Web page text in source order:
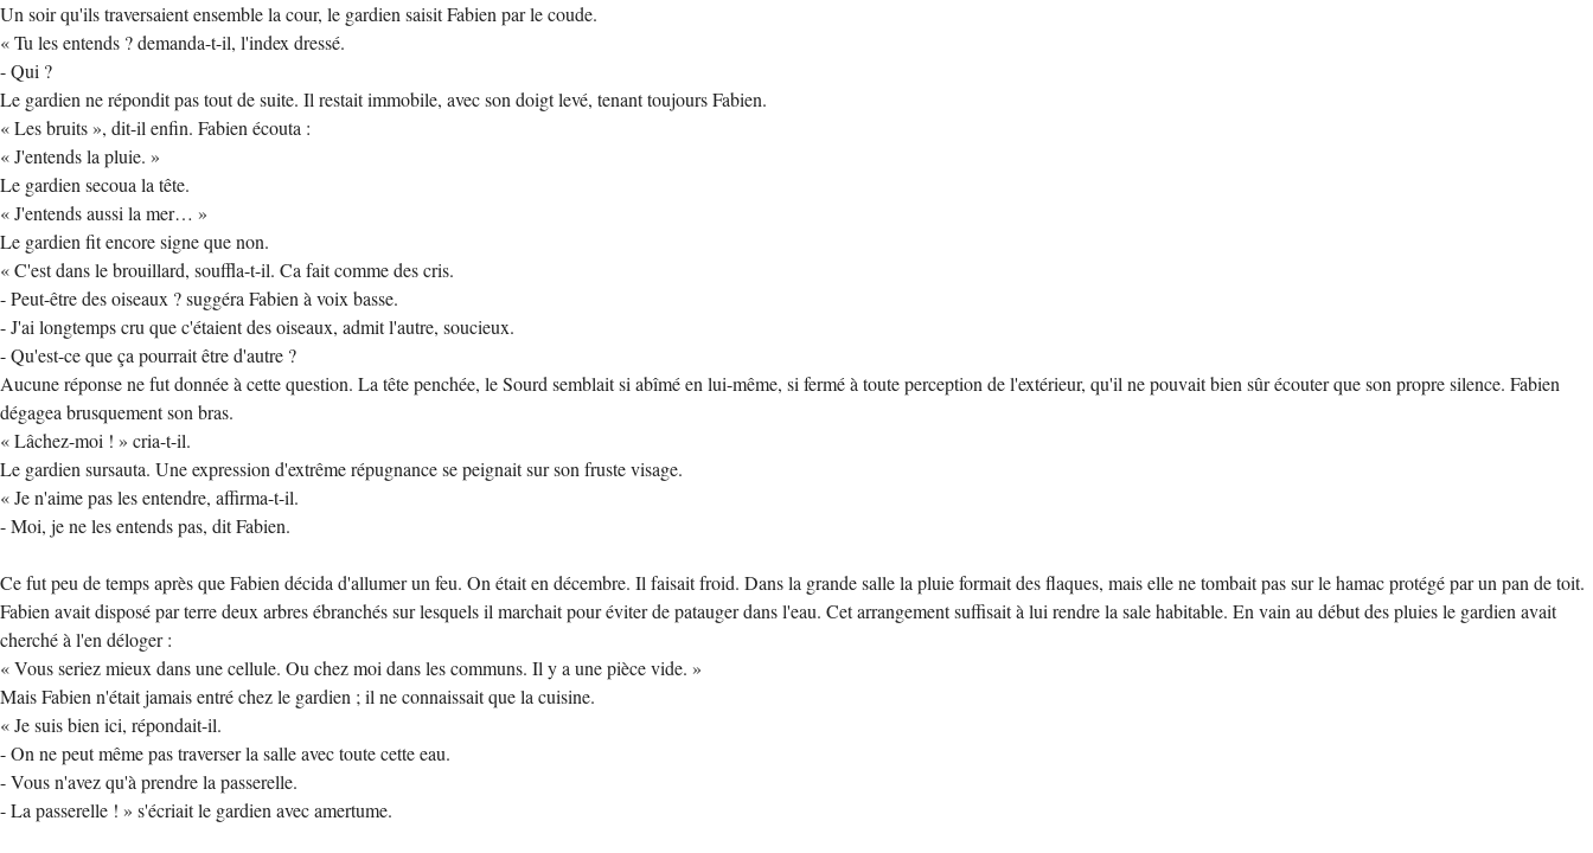
Un soir qu'ils traversaient ensemble la cour, le gardien saisit Fabien par le coude.
« Tu les entends ? demanda-t-il, l'index dressé.
- Qui ?
Le gardien ne répondit pas tout de suite. Il restait immobile, avec son doigt levé, tenant toujours Fabien.
« Les bruits », dit-il enfin. Fabien écouta :
« J'entends la pluie. »
Le gardien secoua la tête.
« J'entends aussi la mer… »
Le gardien fit encore signe que non.
« C'est dans le brouillard, souffla-t-il. Ca fait comme des cris.
- Peut-être des oiseaux ? suggéra Fabien à voix basse.
- J'ai longtemps cru que c'étaient des oiseaux, admit l'autre, soucieux.
- Qu'est-ce que ça pourrait être d'autre ?
Aucune réponse ne fut donnée à cette question. La tête penchée, le Sourd semblait si abîmé en lui-même, si fermé à toute perception de l'extérieur, qu'il ne pouvait bien sûr écouter que son propre silence. Fabien
dégagea brusquement son bras.
« Lâchez-moi ! » cria-t-il.
Le gardien sursauta. Une expression d'extrême répugnance se peignait sur son fruste visage.
« Je n'aime pas les entendre, affirma-t-il.
- Moi, je ne les entends pas, dit Fabien.
Ce fut peu de temps après que Fabien décida d'allumer un feu. On était en décembre. Il faisait froid. Dans la grande salle la pluie formait des flaques, mais elle ne tombait pas sur le hamac protégé par un pan de toit.
Fabien avait disposé par terre deux arbres ébranchés sur lesquels il marchait pour éviter de patauger dans l'eau. Cet arrangement suffisait à lui rendre la sale habitable. En vain au début des pluies le gardien avait
cherché à l'en déloger :
« Vous seriez mieux dans une cellule. Ou chez moi dans les communs. Il y a une pièce vide. »
Mais Fabien n'était jamais entré chez le gardien ; il ne connaissait que la cuisine.
« Je suis bien ici, répondait-il.
- On ne peut même pas traverser la salle avec toute cette eau.
- Vous n'avez qu'à prendre la passerelle.
- La passerelle ! » s'écriait le gardien avec amertume.